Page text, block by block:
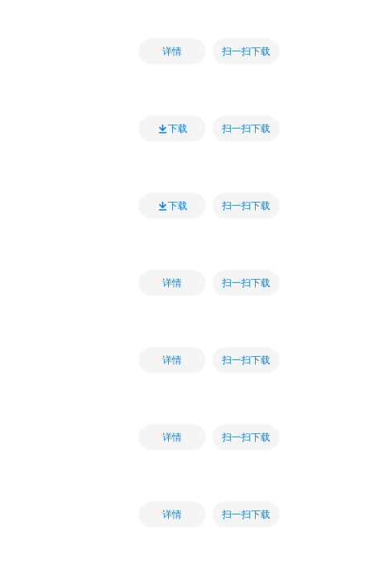
详情 扫一扫下载
下载 扫一扫下载
下载 扫一扫下载
详情 扫一扫下载
详情 扫一扫下载
详情 扫一扫下载
详情 扫一扫下载